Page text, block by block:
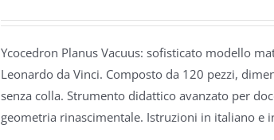
Ycocedron Planus Vacuus: sofisticato modello
Leonardo da Vinci. Composto da 120 pezzi,
senza colla. Strumento didattico avanzato per
geometria rinascimentale. Istruzioni in italiano e